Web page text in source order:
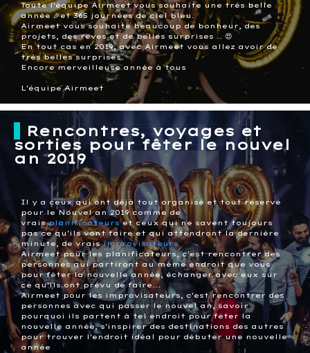
Toute l'équipe Airmeet vous souhaite une très belle
année 🎉et 365 journées de ciel bleu.
Airmeet vous souhaite beaucoup de bonheur, des
projets, des rêves et de belles surprises .. 😍
En tout cas en 2019, avec Airmeet vous allez avoir de
très belles surprises.
Encore merveilleuse année à tous
L'équipe Airmeet
Rencontres, voyages et
sorties pour fêter le nouvel
an 2019
Il y a ceux qui ont déjà tout organisé et tout réservé
pour le Nouvel an 2019 comme de
vrais planificateurset ceux qui ne savent toujours
pas ce qu'ils vont faire et qui attendront la dernière
minute, de vrais improvisateurs.
Airmeet pour les planificateurs, c'est rencontrer des
personnes qui partiront au même endroit que vous
pour fêter la nouvelle année, échanger avec eux sur
ce qu'ils ont prévu de faire...
Airmeet pour les improvisateurs, c'est rencontrer des
personnes avec qui passer le nouvel an, savoir
pourquoi ils partent à tel endroit pour fêter la
nouvelle année, s'inspirer des destinations des autres
pour trouver l'endroit idéal pour débuter une nouvelle
année